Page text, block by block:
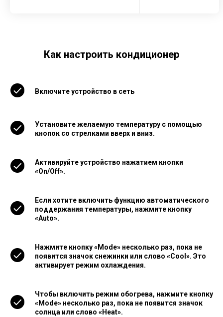
Как настроить кондиционер
Включите устройство в сеть
Установите желаемую температуру с помощью
кнопок со стрелками вверх и вниз.
Активируйте устройство нажатием кнопки
«On/Off».
Если хотите включить функцию автоматического
поддержания температуры, нажмите кнопку
«Auto».
Нажмите кнопку «Mode» несколько раз, пока не
появится значок снежинки или слово «Cool». Это
активирует режим охлаждения.
Чтобы включить режим обогрева, нажмите кнопку
«Mode» несколько раз, пока не появится значок
солнца или слово «Heat».